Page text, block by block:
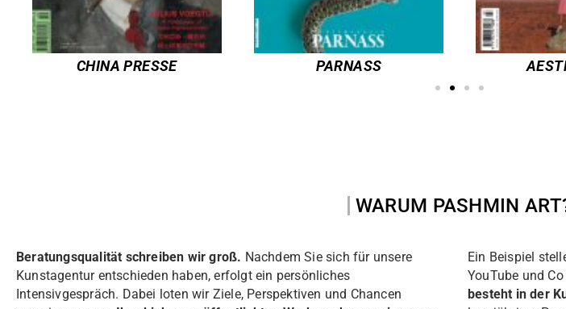
PARNASS AESTHETICA
WARUM PASHMIN
Beratungsqualität schreiben wir groß. Nachdem Sie sich für unsere
Kunstagentur entschieden haben, erfolgt ein persönliches
Intensivgespräch. Dabei loten wir Ziele, Perspektiven und Chancen
Ein Beispiel
YouTube und
besteht in der